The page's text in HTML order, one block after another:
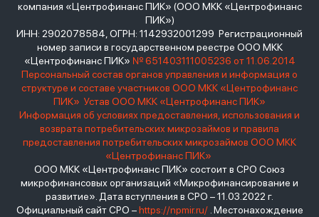
компания «Центрофинанс ПИК» (ООО МКК «Центрофинанс
ПИК»)
ИНН: 2902078584, ОГРН: 1142932001299 Регистрационный
номер записи в государственном реестре ООО МКК
«Центрофинанс ПИК» № 651403111005236 от 11.06.2014
Персональный состав органов управления и информация о
структуре и составе участников ООО МКК «Центрофинанс
ПИК» Устав ООО МКК «Центрофинанс ПИК»
Информация об условиях предоставления, использования и
возврата потребительских микрозаймов и правила
предоставления потребительских микрозаймов ООО МКК
«Центрофинанс ПИК»
ООО МКК «Центрофинанс ПИК» состоит в СРО Союз
микрофинансовых организаций «Микрофинансирование и
развитие». Дата вступления в СРО – 11.03.2022 г.
Официальный сайт СРО –https://npmir.ru/. Местонахождение